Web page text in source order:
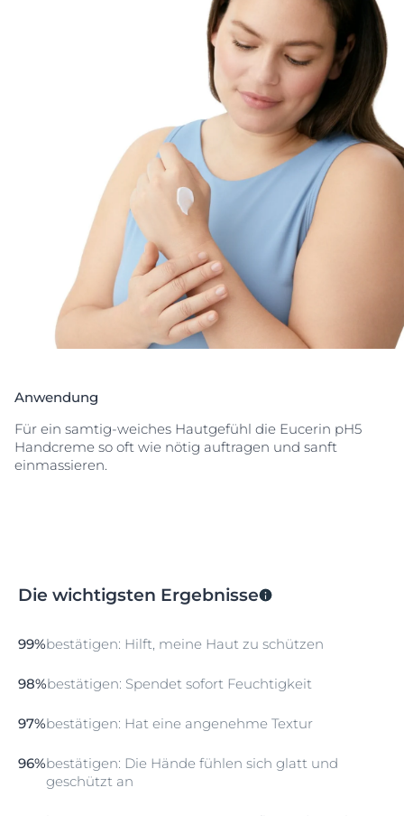
Das einzigartige Eucerin pH Balance System mit dem
pH5 Citratpuffer stellt den natürlichen pH-Wert der
Haut wieder her. Gleichzeitig hilft 5% Dexpanthenol
(Provitamin B5) die Regeneration der Haut zu
stimulieren und deren Widerstandskraft zu bewahren.
Die Eucerin pH5 Handcreme hilft, den
Feuchtigkeitsverlust von häufigem Händewaschen
und Handdesinfektion zu reduzieren und die Haut vor
Reizungen zu schützen.
Anwendung
Für ein samtig-weiches Hautgefühl die Eucerin pH5
Handcreme so oft wie nötig auftragen und sanft
einmassieren.
Die wichtigsten Ergebnisse
99%bestätigen: Hilft, meine Haut zu schützen
98%bestätigen: Spendet sofort Feuchtigkeit
97%bestätigen: Hat eine angenehme Textur
96%bestätigen: Die Hände fühlen sich glatt und
geschützt an